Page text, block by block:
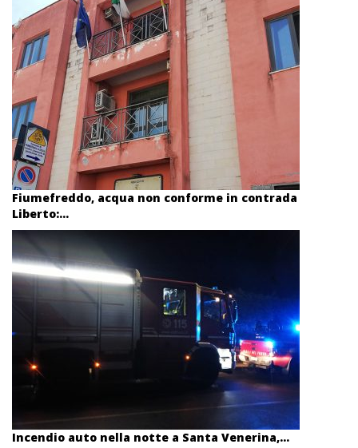
Fiumefreddo, acqua non conforme in contrada
Liberto:...
Incendio auto nella notte a Santa Venerina,...